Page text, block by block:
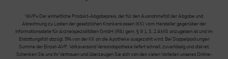
*AVP= Der einheitliche Produkt-Abgabepreis, der für den Ausnahmefall der Abgabe und
Abrechnung zu Lasten der gesetzlichen Krankenkassen (KK) vom Hersteller gegenüber der
Informationsstelle für Arzneispezialitäten GmbH (IFA) gem. § III 1, S. 2 AMG anzugeben ist und im
Erstattungsfall abzügl. 5% von der KK an die Apotheke ausgezahlt wird. Bei Doppelpackungen
Summe der Einzel-AVP. Volksversand Versandapotheke liefert schnell, zuverlässig und diskret.
Schenken Sie uns Ihr Vertrauen und überzeugen Sie sich von den vielen Vorteilen unseres Online-